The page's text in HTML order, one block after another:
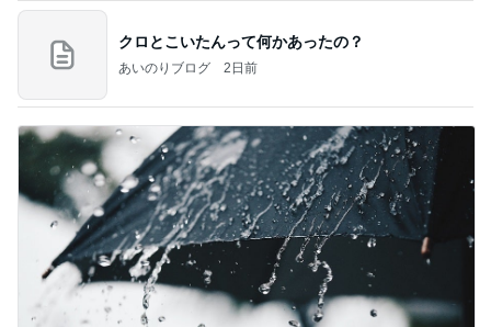
クロとこいたんって何かあったの？
あいのりブログ 2日前